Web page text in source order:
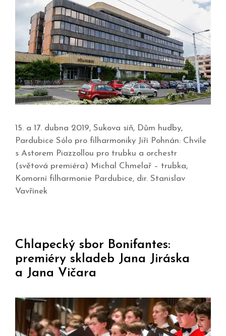
15. a 17. dubna 2019, Sukova síň, Dům hudby,
Pardubice Sólo pro filharmoniky Jiří Pohnán: Chvíle
s Astorem Piazzollou pro trubku a orchestr
(světová premiéra) Michal Chmelař – trubka,
Komorní filharmonie Pardubice, dir. Stanislav
Vavřínek
Chlapecký sbor Bonifantes:
premiéry skladeb Jana Jiráska
a Jana Vičara